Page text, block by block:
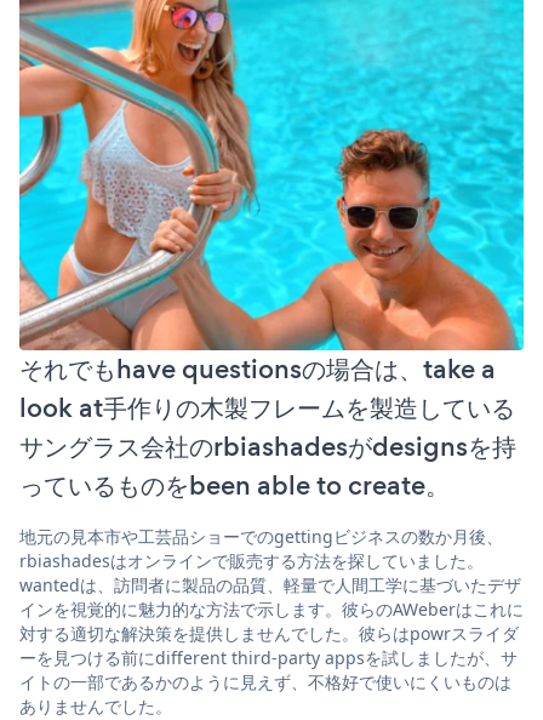
それでもhave questionsの場合は、take a
look at手作りの木製フレームを製造している
サングラス会社のrbiashadesがdesignsを持
っているものをbeen able to create。
地元の見本市や工芸品ショーでのgettingビジネスの数か月後、
rbiashadesはオンラインで販売する方法を探していました。
wantedは、訪問者に製品の品質、軽量で人間工学に基づいたデザ
インを視覚的に魅力的な方法で示します。彼らのAWeberはこれに
対する適切な解決策を提供しませんでした。彼らはpowrスライダ
ーを見つける前にdifferent third-party appsを試しましたが、サ
イトの一部であるかのように見えず、不格好で使いにくいものは
ありませんでした。